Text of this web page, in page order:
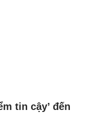
tin cậy’ đến